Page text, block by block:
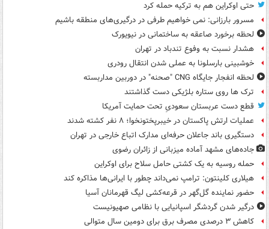
حتی اوکراین هم به ترکیه حمله کرد
مسرور بارزانی: نمی خواهیم طرفی در درگیری‌های منطقه باشیم
لحظه برخورد صاعقه به ساختمانی در نیویورک
هشدار نسبت به وفوع تندباد در تهران
خوشبینی بارسلونا به عملی شدن انتقال رودری
لحظه انفجار جایگاه CNG "صحنه" در دوربین مداربسته
ترک ها روی ستاره بلژیکی دست گذاشتند
قطع دست عربستان سعودیِ تحت حمایت آمریکا
عملیات ارتش پاکستان در خیبرپختونخوا؛ ۸ نفر کشته شدند
دستگیری باند جاعلان حرفه‌ای مدارک اتباع خارجی در تهران
جاده‌های مشهد آماده میزبانی از زائران رضوی
حمله روسیه به یک کشتی حامل سلاح برای اوکراین
هیلاری کلینتون: ترامپ نمی‌داند چطور با ایرانی‌ها مذاکره کند
حضور نماینده گل‌گهر در قرعه‌کشی لیگ قهرمانان آسیا
درگیر شدن گردشگر اسپانیایی با نظامی صهیونیست
کاهش ۳ درصدی مصرف برق برای دومین سال متوالی